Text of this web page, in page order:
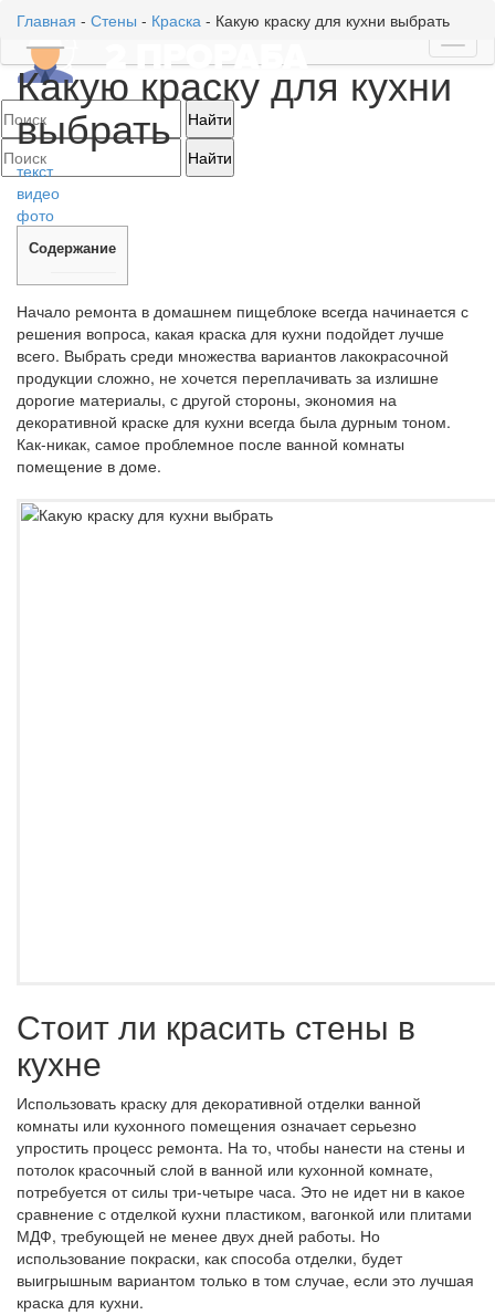
Главная - Стены - Краска - Какую краску для кухни выбрать
Какую краску для кухни
выбрать
текст
видео
фото
Содержание
Начало ремонта в домашнем пищеблоке всегда начинается с
решения вопроса, какая краска для кухни подойдет лучше
всего. Выбрать среди множества вариантов лакокрасочной
продукции сложно, не хочется переплачивать за излишне
дорогие материалы, с другой стороны, экономия на
декоративной краске для кухни всегда была дурным тоном.
Как-никак, самое проблемное после ванной комнаты
помещение в доме.
Стоит ли красить стены в
кухне
Использовать краску для декоративной отделки ванной
комнаты или кухонного помещения означает серьезно
упростить процесс ремонта. На то, чтобы нанести на стены и
потолок красочный слой в ванной или кухонной комнате,
потребуется от силы три-четыре часа. Это не идет ни в какое
сравнение с отделкой кухни пластиком, вагонкой или плитами
МДФ, требующей не менее двух дней работы. Но
использование покраски, как способа отделки, будет
выигрышным вариантом только в том случае, если это лучшая
краска для кухни.